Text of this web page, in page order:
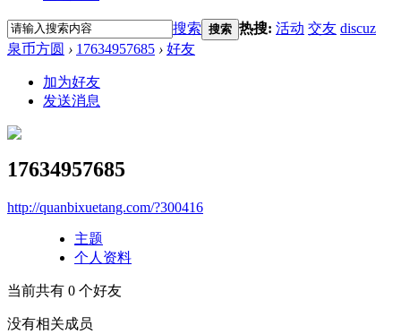
搜索 搜索 热搜: 活动 交友 discuz
泉币方圆 › 17634957685 › 好友
加为好友
发送消息
17634957685
http://quanbixuetang.com/?300416
主题
个人资料
当前共有 0 个好友
没有相关成员